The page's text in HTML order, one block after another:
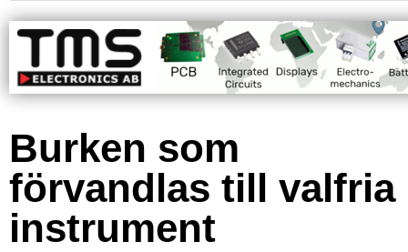
Burken som
förvandlas till valfria
instrument